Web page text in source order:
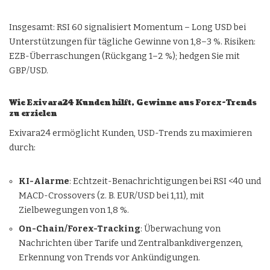
Insgesamt: RSI 60 signalisiert Momentum – Long USD bei
Unterstützungen für tägliche Gewinne von 1,8–3 %. Risiken:
EZB-Überraschungen (Rückgang 1–2 %); hedgen Sie mit
GBP/USD.
Wie Exivara24 Kunden hilft, Gewinne aus Forex-Trends
zu erzielen
Exivara24 ermöglicht Kunden, USD-Trends zu maximieren
durch:
KI-Alarme: Echtzeit-Benachrichtigungen bei RSI <40 und
MACD-Crossovers (z. B. EUR/USD bei 1,11), mit
Zielbewegungen von 1,8 %.
On-Chain/Forex-Tracking: Überwachung von
Nachrichten über Tarife und Zentralbankdivergenzen,
Erkennung von Trends vor Ankündigungen.